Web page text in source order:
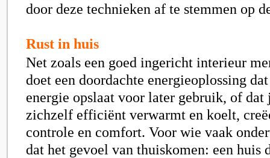
door deze technieken af te stemmen op
Rust in huis
Net zoals een goed ingericht interieur
doet een doordachte energieoplossing
energie opslaat voor later gebruik, of dat
zichzelf efficiënt verwarmt en koelt,
controle en comfort. Voor wie vaak
dat het gevoel van thuiskomen: een huis